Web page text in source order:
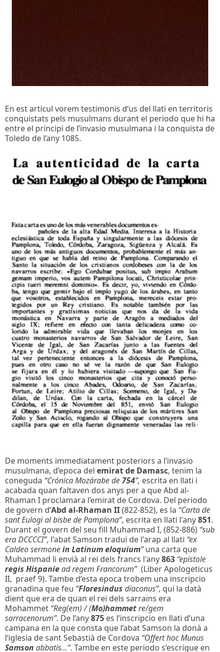
En est articul vorem testimonis d’us del llati en territoris
conquistats pels musulmans durant el periodo que hi ha
entre el principi de l’invasio musulmana i la conquista de
Toledo de l’any 1085.
De moments immediatament posteriors a l’invasio
musulmana, d’epoca del emirat de Damasc, tenim la
coneguda “Crónica Mozárabe de754”, escrita en llati i
acabada quan faltaven dos anys per a que Abd al-
Rhaman I proclamara l’emirat de Cordova. Del periodo
de govern d’Abd al-Rhaman II(822-852), es la “Carta de
sant Eulogi al bisbe de Pamplona”, escrita en llati l'any851.
Durant el govern del seu fill Muhammad I, (852-886) “sub
era DCCCCI”, l'abat Samson tradui de l'arap al llati “ex
Caldeo sermonein Latinum eloquium”una carta que
Muhammad li envià al rei dels francs l'any863 “epistole
regis Hispaniead regem Francorum”(Liber Apologeticus
II, praef 9). Tambe d’esta epoca trobem una inscripcio
granadina que feu “Floresindus diaconus”, qui la datà
dient que era de quan el rei dels sarraïns era
Mohammet “Reg(em) / (Mo)hammetre/gem
sarracenorum”. De l’any875 es l’inscripcio en llati d’una
campana en la que consta que l’abat Samson la donà a
l’iglesia de sant Sebastià de Cordova “Offert hoc Munus
Samson abbatis…”. Tambe en este periodo s’escrigue en